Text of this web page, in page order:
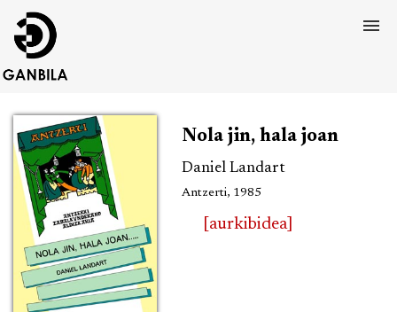
Nola jin, hala joan
Daniel Landart
Antzerti, 1985
[aurkibidea]